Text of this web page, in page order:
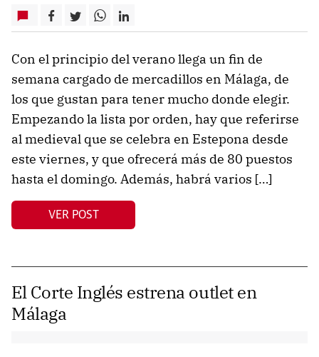
Con el principio del verano llega un fin de
semana cargado de mercadillos en Málaga, de
los que gustan para tener mucho donde elegir.
Empezando la lista por orden, hay que referirse
al medieval que se celebra en Estepona desde
este viernes, y que ofrecerá más de 80 puestos
hasta el domingo. Además, habrá varios […]
VER POST
El Corte Inglés estrena outlet en
Málaga